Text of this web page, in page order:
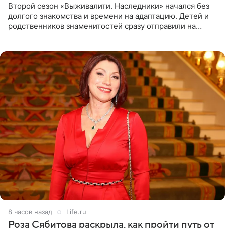
Второй сезон «Выживалити. Наследники» начался без
долгого знакомства и времени на адаптацию. Детей и
родственников знаменитостей сразу отправили на
8 часов назад Life.ru
Роза Сябитова раскрыла, как пройти путь от